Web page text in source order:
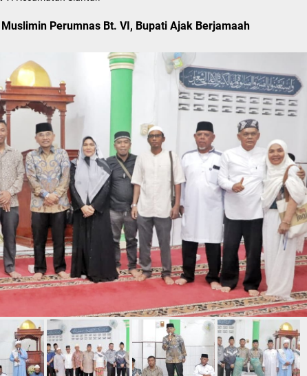
Perumnas Bt. VI, Bupati Ajak Berjamaah